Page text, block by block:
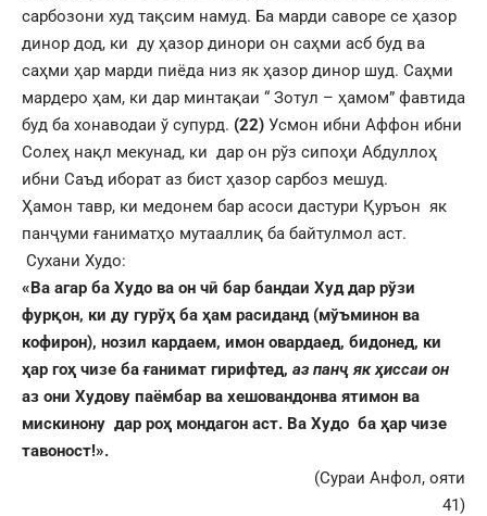
сарбозони худ тақсим намуд. Ба марди саворе се ҳазор
динор дод, ки ду ҳазор динори он саҳми асб буд ва
саҳми ҳар марди пиёда низ як ҳазор динор шуд. Саҳми
мардеро ҳам, ки дар минтақаи “ Зотул – ҳамом” фавтида
буд ба хонаводаи ў супурд. (22) Усмон ибни Аффон ибни
Солеҳ нақл мекунад, ки дар он рўз сипоҳи Абдуллоҳ
ибни Саъд иборат аз бист ҳазор сарбоз мешуд.
Ҳамон тавр, ки медонем бар асоси дастури Қуръон як
панҷуми ғаниматҳо мутааллиқ ба байтулмол аст.
Сухани Худо:
«Ва агар ба Худо ва он чӣ бар бандаи Худ дар рўзи
фурқон, ки ду гурўҳ ба ҳам расиданд (мўъминон ва
кофирон), нозил кардаем, имон овардаед, бидонед, ки
ҳар гоҳ чизе ба ғанимат гирифтед, аз панҷ як ҳиссаи он
аз они Худову паёмбар ва хешовандонва ятимон ва
мискинону дар роҳ мондагон аст. Ва Худо ба ҳар чизе
тавоност!».
(Сураи Анфол, ояти
41)